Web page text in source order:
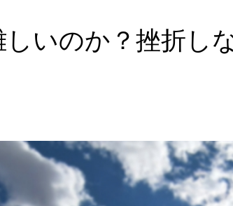
しいのか？挫折し